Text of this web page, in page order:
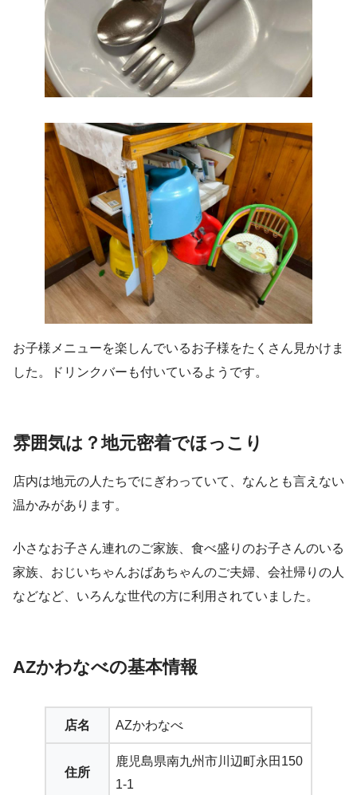
お子様メニューを楽しんでいるお子様をたくさん見かけま
した。ドリンクバーも付いているようです。
雰囲気は？地元密着でほっこり
店内は地元の人たちでにぎわっていて、なんとも言えない
温かみがあります。
小さなお子さん連れのご家族、食べ盛りのお子さんのいる
家族、おじいちゃんおばあちゃんのご夫婦、会社帰りの人
などなど、いろんな世代の方に利用されていました。
AZかわなべの基本情報
店名 AZかわなべ
住所
鹿児島県南九州市川辺町永田150
1-1